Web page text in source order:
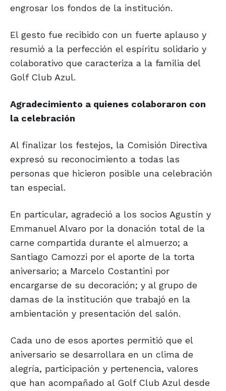
engrosar los fondos de la institución.
El gesto fue recibido con un fuerte aplauso y
resumió a la perfección el espíritu solidario y
colaborativo que caracteriza a la familia del
Golf Club Azul.
Agradecimiento a quienes colaboraron con
la celebración
Al finalizar los festejos, la Comisión Directiva
expresó su reconocimiento a todas las
personas que hicieron posible una celebración
tan especial.
En particular, agradeció a los socios Agustín y
Emmanuel Alvaro por la donación total de la
carne compartida durante el almuerzo; a
Santiago Camozzi por el aporte de la torta
aniversario; a Marcelo Costantini por
encargarse de su decoración; y al grupo de
damas de la institución que trabajó en la
ambientación y presentación del salón.
Cada uno de esos aportes permitió que el
aniversario se desarrollara en un clima de
alegría, participación y pertenencia, valores
que han acompañado al Golf Club Azul desde